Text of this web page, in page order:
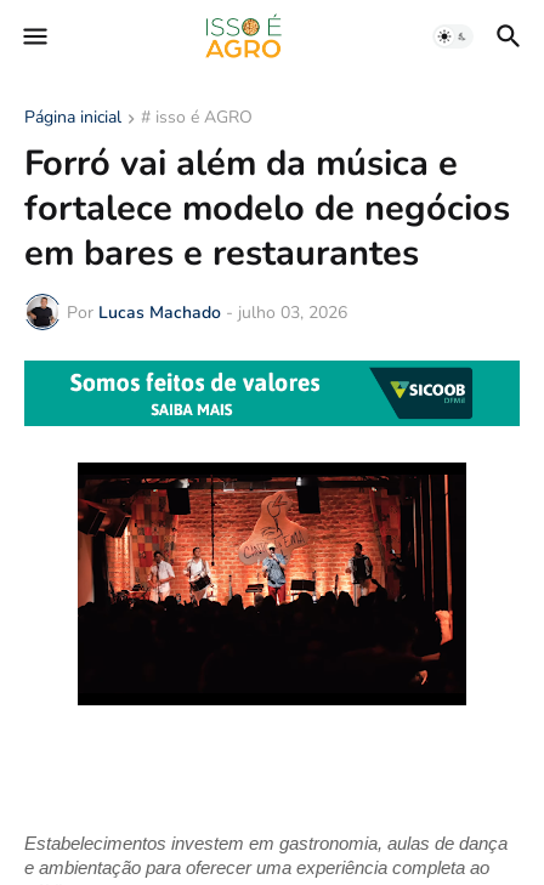
Página inicial # isso é AGRO
Forró vai além da música e
fortalece modelo de negócios
em bares e restaurantes
Por Lucas Machado - julho 03, 2026
Estabelecimentos investem em gastronomia, aulas de dança
e ambientação para oferecer uma experiência completa ao